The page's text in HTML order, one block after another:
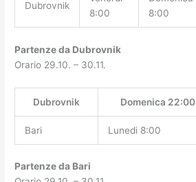
Dubrovnik
8:00
8:00
Partenze da Dubrovnik
Orario 29.10. – 30.11.
Dubrovnik Domenica 22:00
Bari Lunedi 8:00
Partenze da Bari